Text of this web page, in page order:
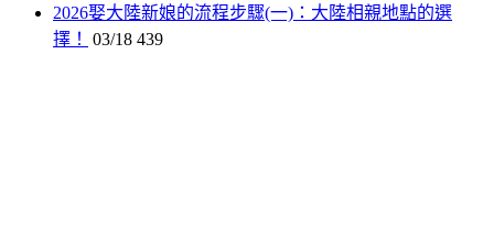
2026娶大陸新娘的流程步驟(一)：大陸相親地點的選
擇！
03/18 439